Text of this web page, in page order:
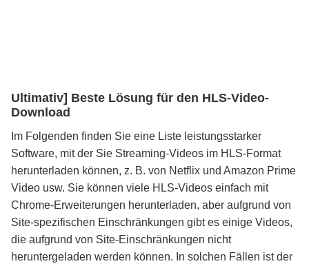
Ultimativ] Beste Lösung für den HLS-Video-
Download
Im Folgenden finden Sie eine Liste leistungsstarker
Software, mit der Sie Streaming-Videos im HLS-Format
herunterladen können, z. B. von Netflix und Amazon Prime
Video usw. Sie können viele HLS-Videos einfach mit
Chrome-Erweiterungen herunterladen, aber aufgrund von
Site-spezifischen Einschränkungen gibt es einige Videos,
die aufgrund von Site-Einschränkungen nicht
heruntergeladen werden können. In solchen Fällen ist der